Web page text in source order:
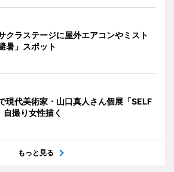
クラステージに屋外エアコンやミスト
暑」スポット
現代美術家・山口真人さん個展「SELF
撮り女性描く
もっと見る